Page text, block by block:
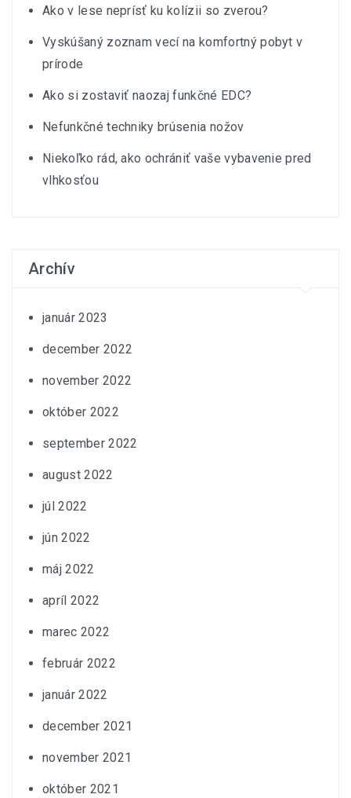
Ako v lese neprísť ku kolízii so zverou?
Vyskúšaný zoznam vecí na komfortný pobyt v
prírode
Ako si zostaviť naozaj funkčné EDC?
Nefunkčné techniky brúsenia nožov
Niekoľko rád, ako ochrániť vaše vybavenie pred
vlhkosťou
Archív
január 2023
december 2022
november 2022
október 2022
september 2022
august 2022
júl 2022
jún 2022
máj 2022
apríl 2022
marec 2022
február 2022
január 2022
december 2021
november 2021
október 2021